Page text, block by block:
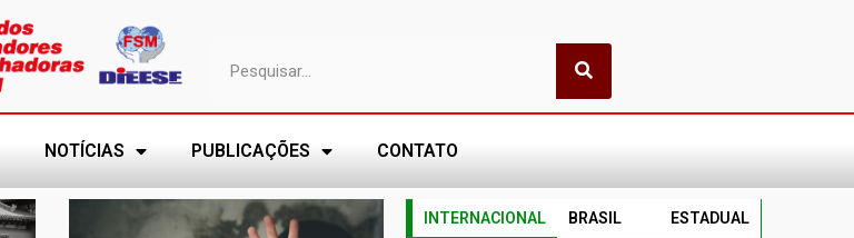
NOTÍCIAS PUBLICAÇÕES CONTATO
INTERNACIONAL BRASIL ESTADUAL